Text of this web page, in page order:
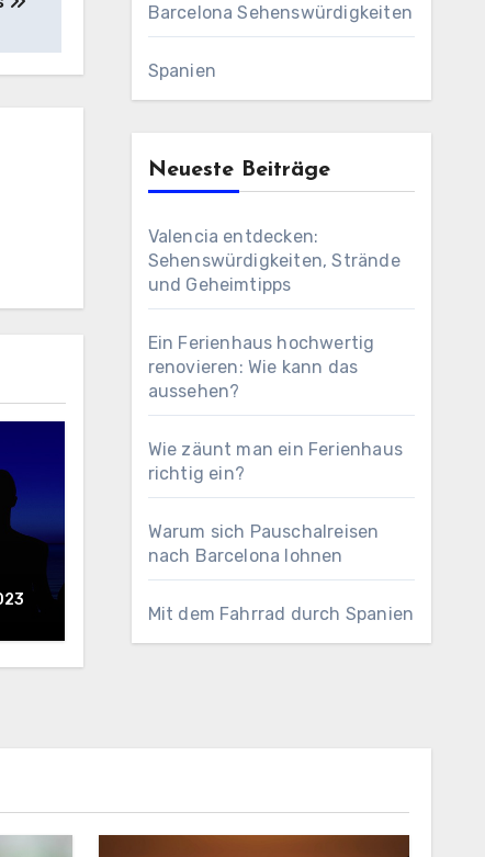
Barcelona Sehenswürdigkeiten
Spanien
Neueste Beiträge
Valencia entdecken:
Sehenswürdigkeiten, Strände
und Geheimtipps
Ein Ferienhaus hochwertig
renovieren: Wie kann das
aussehen?
Wie zäunt man ein Ferienhaus
richtig ein?
Warum sich Pauschalreisen
nach Barcelona lohnen
Mit dem Fahrrad durch Spanien